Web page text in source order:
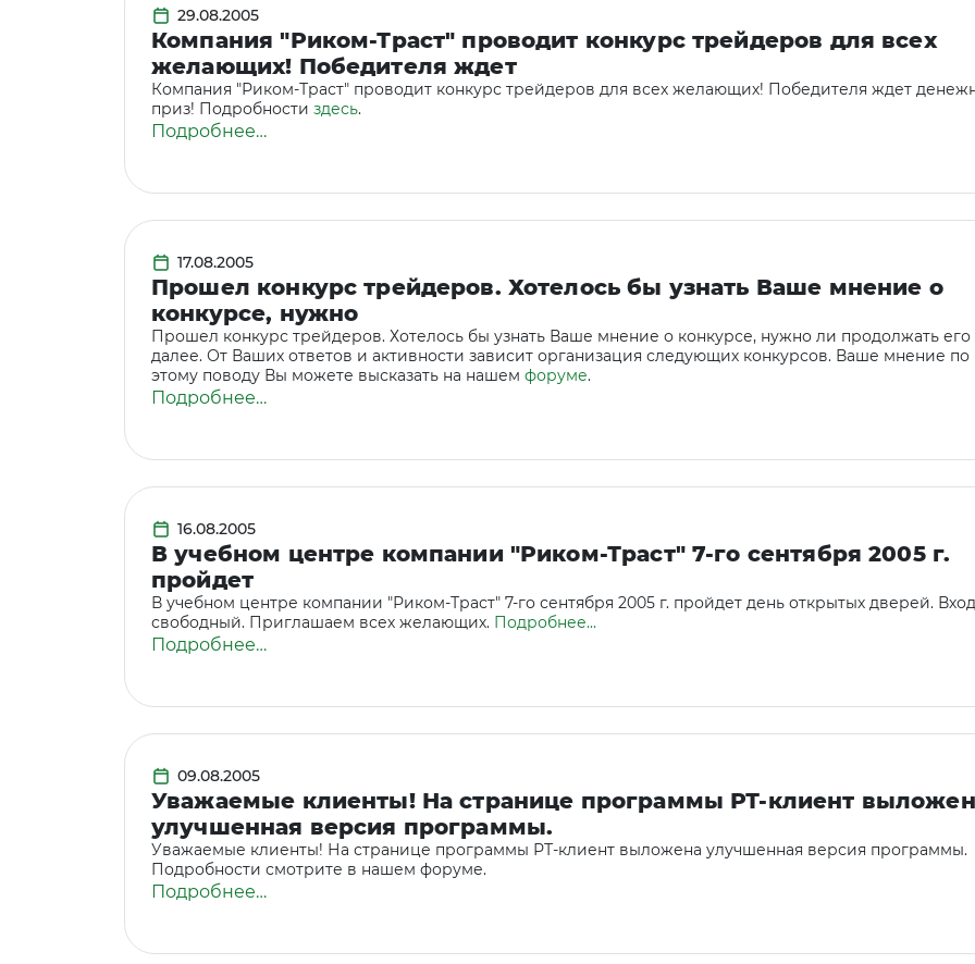
29.08.2005
Компания "Риком-Траст" проводит конкурс трейдеров для всех
желающих! Победителя ждет
Компания "Риком-Траст" проводит конкурс трейдеров для всех желающих! Победителя ждет
приз! Подробности здесь.
Подробнее…
17.08.2005
Прошел конкурс трейдеров. Хотелось бы узнать Ваше мнение о
конкурсе, нужно
Прошел конкурс трейдеров. Хотелось бы узнать Ваше мнение о конкурсе, нужно ли продолжать его
далее. От Ваших ответов и активности зависит организация следующих конкурсов. Ваше мнение по
этому поводу Вы можете высказать на нашем форуме.
Подробнее…
16.08.2005
В учебном центре компании "Риком-Траст" 7-го сентября 2005 г.
пройдет
В учебном центре компании "Риком-Траст" 7-го сентября 2005 г. пройдет день открытых дверей. Вход
свободный. Приглашаем всех желающих. Подробнее...
Подробнее…
09.08.2005
Уважаемые клиенты! На странице программы РТ-клиент
улучшенная версия программы.
Уважаемые клиенты! На странице программы РТ-клиент выложена улучшенная версия программы.
Подробности смотрите в нашем форуме.
Подробнее…